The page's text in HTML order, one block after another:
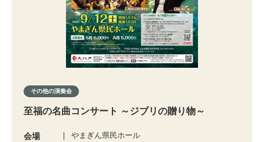
その他の演奏会
至福の名曲コンサート ～ジブリの贈り物～
会場 やまぎん県民ホール